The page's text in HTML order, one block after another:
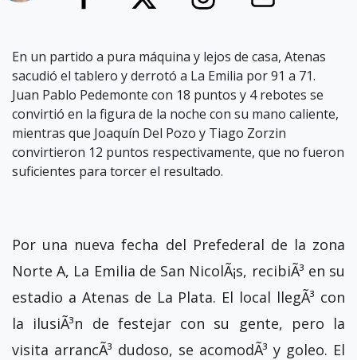
En un partido a pura máquina y lejos de casa, Atenas
sacudió el tablero y derrotó a La Emilia por 91 a 71.
Juan Pablo Pedemonte con 18 puntos y 4 rebotes se
convirtió en la figura de la noche con su mano caliente,
mientras que Joaquín Del Pozo y Tiago Zorzin
convirtieron 12 puntos respectivamente, que no fueron
suficientes para torcer el resultado.
Por una nueva fecha del Prefederal de la zona
Norte A, La Emilia de San NicolÃ¡s, recibiÃ³ en su
estadio a Atenas de La Plata. El local llegÃ³ con
la ilusiÃ³n de festejar con su gente, pero la
visita arrancÃ³ dudoso, se acomodÃ³ y goleo. El